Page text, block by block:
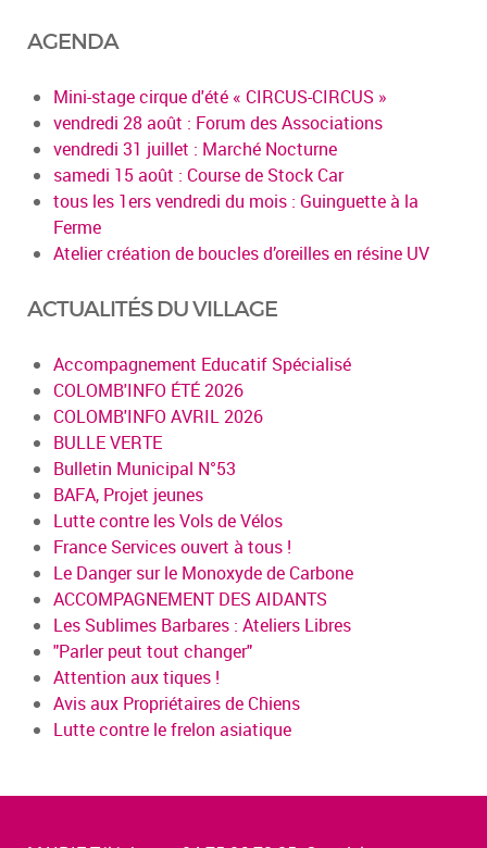
AGENDA
Mini-stage cirque d'été « CIRCUS-CIRCUS »
vendredi 28 août : Forum des Associations
vendredi 31 juillet : Marché Nocturne
samedi 15 août : Course de Stock Car
tous les 1ers vendredi du mois : Guinguette à la
Ferme
Atelier création de boucles d’oreilles en résine UV
ACTUALITÉS DU VILLAGE
Accompagnement Educatif Spécialisé
COLOMB'INFO ÉTÉ 2026
COLOMB'INFO AVRIL 2026
BULLE VERTE
Bulletin Municipal N°53
BAFA, Projet jeunes
Lutte contre les Vols de Vélos
France Services ouvert à tous !
Le Danger sur le Monoxyde de Carbone
ACCOMPAGNEMENT DES AIDANTS
Les Sublimes Barbares : Ateliers Libres
"Parler peut tout changer"
Attention aux tiques !
Avis aux Propriétaires de Chiens
Lutte contre le frelon asiatique